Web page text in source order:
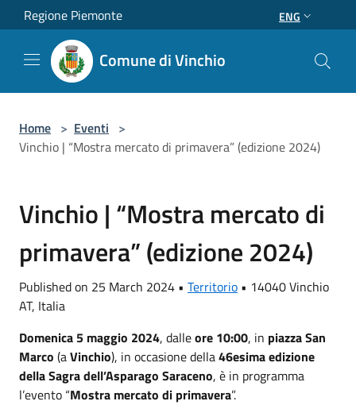
Salta al contenuto principale
Regione Piemonte ENG
Comune di Vinchio
Home > Eventi >
Vinchio | “Mostra mercato di primavera” (edizione 2024)
Vinchio | “Mostra mercato di
primavera” (edizione 2024)
Published on 25 March 2024 • Territorio • 14040 Vinchio
AT, Italia
Domenica 5 maggio 2024, dalleore 10:00, in piazza San
Marco (aVinchio), in occasione della46esima edizione
della Sagra dell’Asparago Saraceno, è in programma
l’evento “Mostra mercato di primavera”.